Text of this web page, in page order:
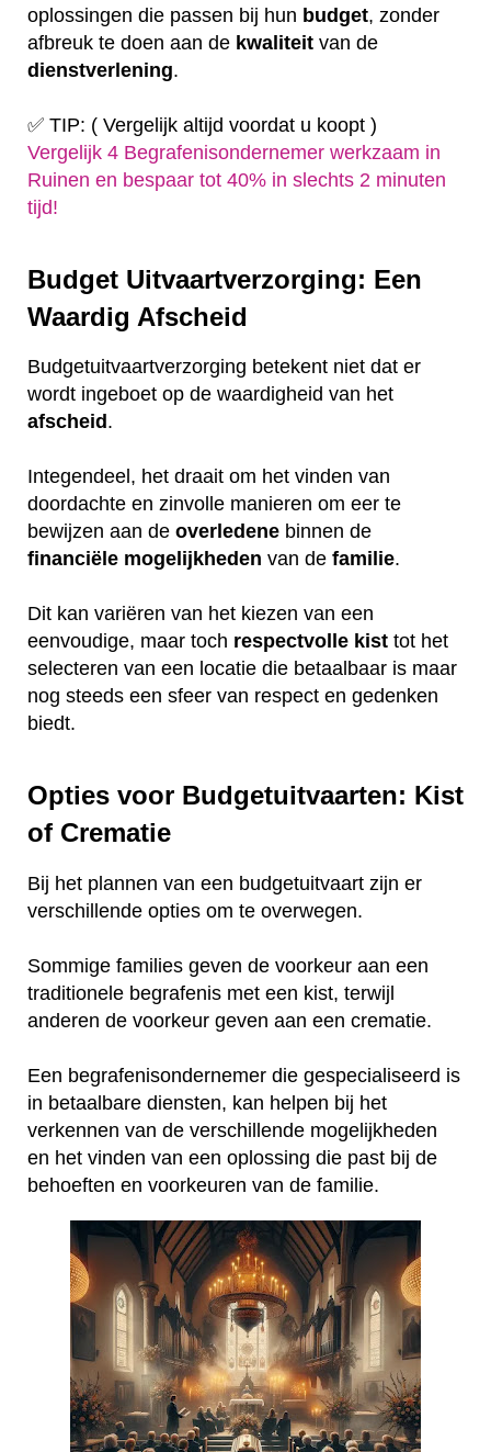
oplossingen die passen bij hun budget, zonder
afbreuk te doen aan de kwaliteit van de
dienstverlening.
✅ TIP: ( Vergelijk altijd voordat u koopt )
Vergelijk 4 Begrafenisondernemer werkzaam in
Ruinen en bespaar tot 40% in slechts 2 minuten
tijd!
Budget Uitvaartverzorging: Een
Waardig Afscheid
Budgetuitvaartverzorging betekent niet dat er
wordt ingeboet op de waardigheid van het
afscheid .
Integendeel, het draait om het vinden van
doordachte en zinvolle manieren om eer te
bewijzen aan de overledene binnen de
financiële mogelijkheden van de familie.
Dit kan variëren van het kiezen van een
eenvoudige, maar toch respectvolle kist tot het
selecteren van een locatie die betaalbaar is maar
nog steeds een sfeer van respect en gedenken
biedt.
Opties voor Budgetuitvaarten: Kist
of Crematie
Bij het plannen van een budgetuitvaart zijn er
verschillende opties om te overwegen.
Sommige families geven de voorkeur aan een
traditionele begrafenis met een kist, terwijl
anderen de voorkeur geven aan een crematie.
Een begrafenisondernemer die gespecialiseerd is
in betaalbare diensten, kan helpen bij het
verkennen van de verschillende mogelijkheden
en het vinden van een oplossing die past bij de
behoeften en voorkeuren van de familie.